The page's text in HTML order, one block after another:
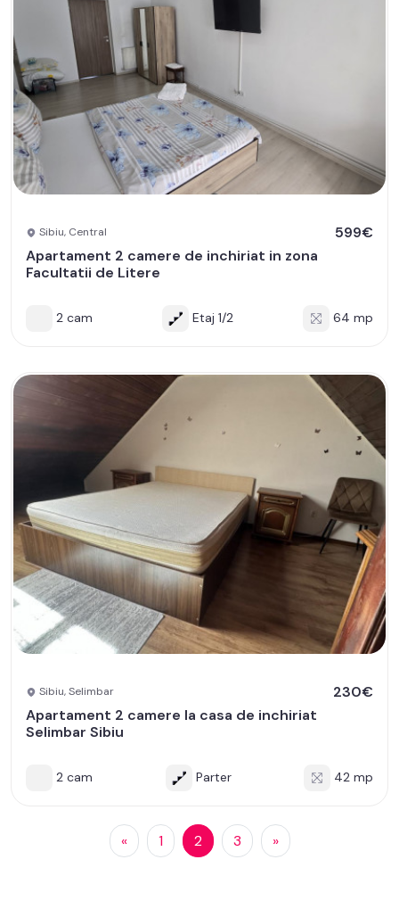
Sibiu, Central
599€
Apartament 2 camere de inchiriat in zona
Facultatii de Litere
2 cam Etaj 1/2 64 mp
Sibiu, Selimbar
230€
Apartament 2 camere la casa de inchiriat
Selimbar Sibiu
2 cam Parter 42 mp
« 1 2 3 »